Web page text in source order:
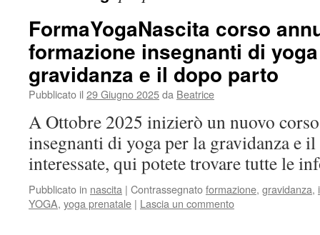
FormaYogaNascita corso
formazione insegnanti di
gravidanza e il dopo parto
Pubblicato il 29 Giugno 2025da Beatrice
A Ottobre 2025 inizierò un nuovo
insegnanti di yoga per la gravidanza e
interessate, qui potete trovare tutte le
Pubblicato in nascita | Contrassegnatoformazione, gravidanza,
YOGA, yoga prenatale | Lascia un commento